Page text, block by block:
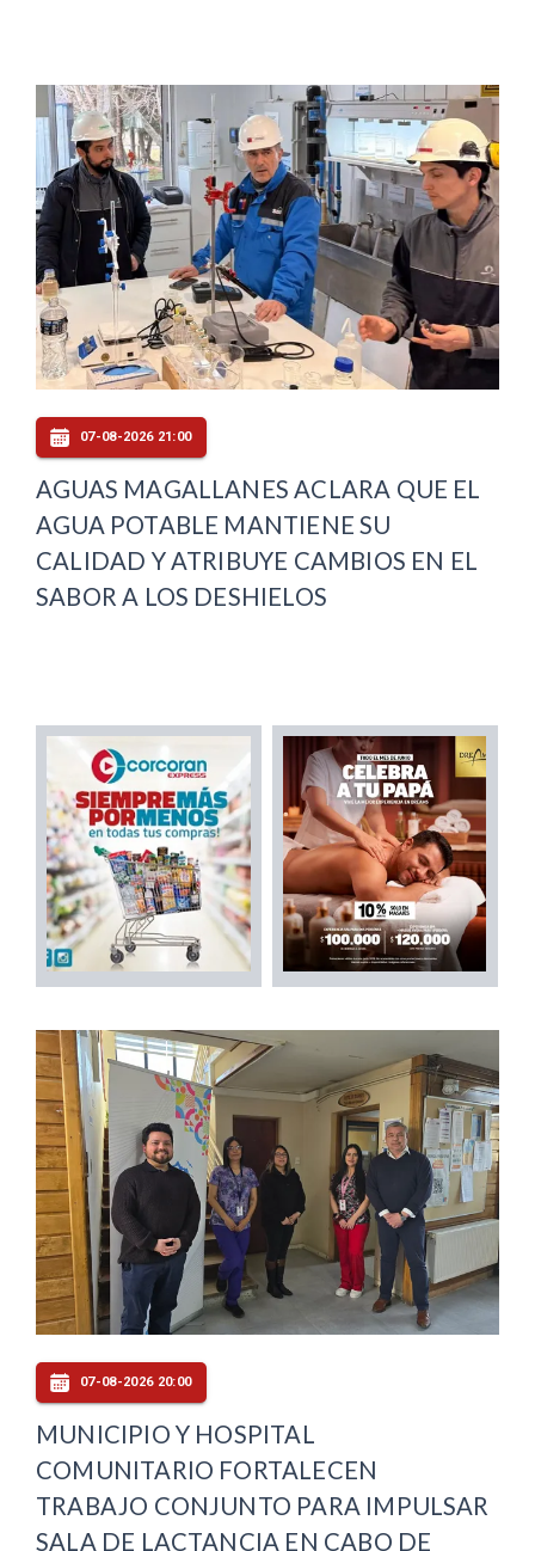
07-08-2026 21:00
AGUAS MAGALLANES ACLARA QUE EL
AGUA POTABLE MANTIENE SU
CALIDAD Y ATRIBUYE CAMBIOS EN EL
SABOR A LOS DESHIELOS
07-08-2026 20:00
MUNICIPIO Y HOSPITAL
COMUNITARIO FORTALECEN
TRABAJO CONJUNTO PARA IMPULSAR
SALA DE LACTANCIA EN CABO DE